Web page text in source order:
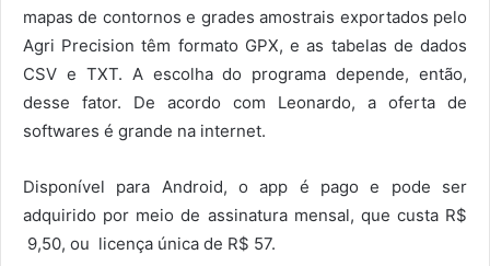
mapas de contornos e grades amostrais exportados pelo
Agri Precision têm formato GPX, e as tabelas de dados
CSV e TXT. A escolha do programa depende, então,
desse fator. De acordo com Leonardo, a oferta de
softwares é grande na internet.
Disponível para Android, o app é pago e pode ser
adquirido por meio de assinatura mensal, que custa R$
9,50, ou licença única de R$ 57.